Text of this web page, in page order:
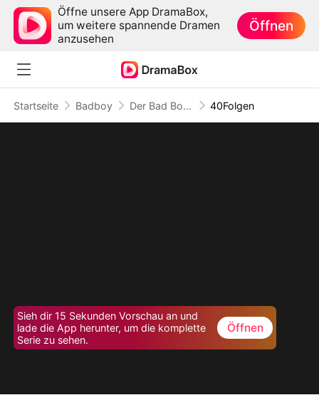
Öffne unsere App DramaBox,
um weitere spannende Dramen
anzusehen
Öffnen
Startseite Badboy Der Bad Boy, der mein Herz entflammte 40Folgen
Sieh dir 15 Sekunden Vorschau an und
lade die App herunter, um die komplette
Serie zu sehen.
Öffnen